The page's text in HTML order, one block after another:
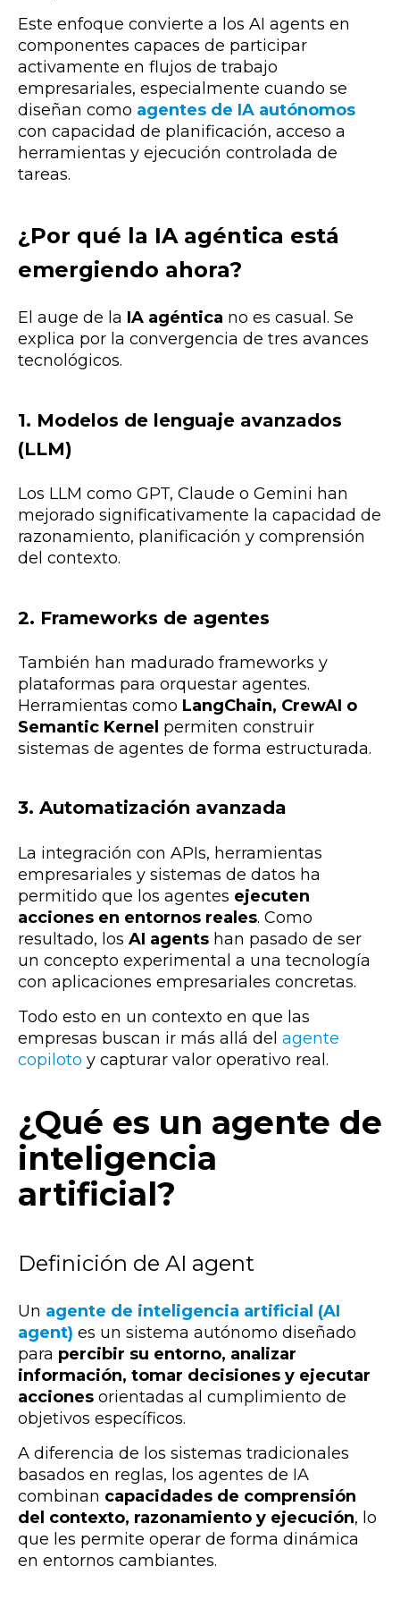
Este enfoque convierte a los AI agents en
componentes capaces de participar
activamente en flujos de trabajo
empresariales, especialmente cuando se
diseñan como agentes de IA autónomos
con capacidad de planificación, acceso a
herramientas y ejecución controlada de
tareas.
¿Por qué la IA agéntica está
emergiendo ahora?
El auge de la IA agéntica no es casual. Se
explica por la convergencia de tres avances
tecnológicos.
1. Modelos de lenguaje avanzados
(LLM)
Los LLM como GPT, Claude o Gemini han
mejorado significativamente la capacidad de
razonamiento, planificación y comprensión
del contexto.
2. Frameworks de agentes
También han madurado frameworks y
plataformas para orquestar agentes.
Herramientas como LangChain, CrewAI o
Semantic Kernel permiten construir
sistemas de agentes de forma estructurada.
3. Automatización avanzada
La integración con APIs, herramientas
empresariales y sistemas de datos ha
permitido que los agentes ejecuten
acciones en entornos reales. Como
resultado, los AI agents han pasado de ser
un concepto experimental a una tecnología
con aplicaciones empresariales concretas.
Todo esto en un contexto en que las
empresas buscan ir más allá del agente
copiloto y capturar valor operativo real.
¿Qué es un agente de
inteligencia
artificial?
Definición de AI agent
Un agente de inteligencia artificial (AI
agent) es un sistema autónomo diseñado
para percibir su entorno, analizar
información, tomar decisiones y ejecutar
acciones orientadas al cumplimiento de
objetivos específicos.
A diferencia de los sistemas tradicionales
basados en reglas, los agentes de IA
combinan capacidades de comprensión
del contexto, razonamiento y ejecución, lo
que les permite operar de forma dinámica
en entornos cambiantes.